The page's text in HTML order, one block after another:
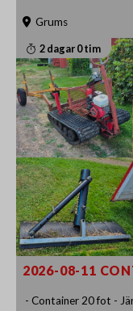
Grums
2 dagar 0 tim
2026-08-11
- Container 20 fot -